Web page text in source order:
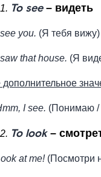
1. To see– видеть
you. (Я тебя вижу)
that house. (Я
дополнительное
I see. (Понимаю /
2. To look–
at me!(Посмотри